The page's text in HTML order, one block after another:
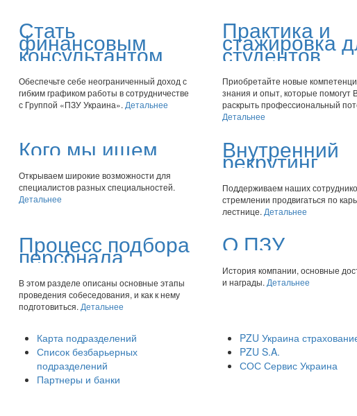
Стать
финансовым
консультантом
Обеспечьте себе неограниченный доход с
гибким графиком работы в сотрудничестве
с Группой «ПЗУ Украина». Детальнее
Практика и
стажировка
студентов
Приобретайте новые
знания и опыт, которые помогут
раскрыть профессиональный
Детальнее
Кого мы ищем
Открываем широкие возможности для
специалистов разных специальностей.
Детальнее
Внутренний
рекрутинг
Поддерживаем наших
стремлении продвигаться по
лестнице. Детальнее
Процесс подбора
персонала
В этом разделе описаны основные этапы
проведения собеседования, и как к нему
подготовиться. Детальнее
О ПЗУ
История компании, основные
и награды. Детальнее
Карта подразделений
Список безбарьерных
подразделений
Партнеры и банки
PZU Украина
PZU S.A.
СОС Сервис Украина